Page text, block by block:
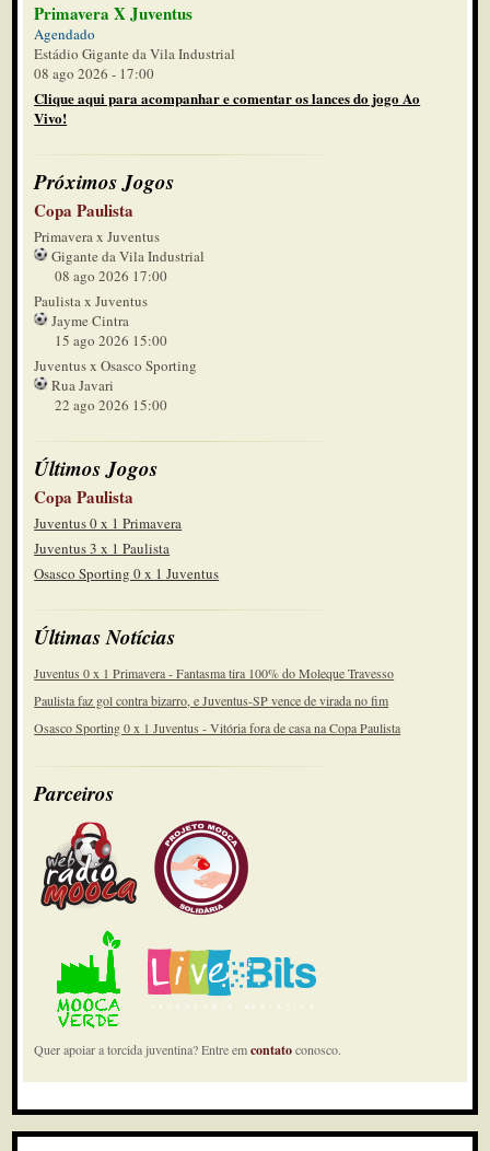
Primavera X Juventus
Agendado
Estádio Gigante da Vila Industrial
08 ago 2026 - 17:00
Clique aqui para acompanhar e comentar os lances do jogo Ao
Vivo!
Próximos Jogos
Copa Paulista
Primavera x Juventus
Gigante da Vila Industrial
08 ago 2026 17:00
Paulista x Juventus
Jayme Cintra
15 ago 2026 15:00
Juventus x Osasco Sporting
Rua Javari
22 ago 2026 15:00
Últimos Jogos
Copa Paulista
Juventus 0 x 1 Primavera
Juventus 3 x 1 Paulista
Osasco Sporting 0 x 1 Juventus
Últimas Notícias
Juventus 0 x 1 Primavera - Fantasma tira 100% do Moleque Travesso
Paulista faz gol contra bizarro, e Juventus-SP vence de virada no fim
Osasco Sporting 0 x 1 Juventus - Vitória fora de casa na Copa Paulista
Parceiros
Quer apoiar a torcida juventina? Entre emcontatoconosco.